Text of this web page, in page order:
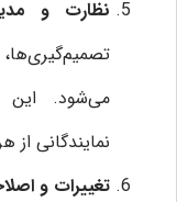
نظارت و
می‌شود.
نمایندگانی
تغییرات و